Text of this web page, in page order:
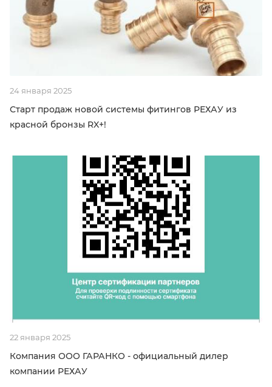
24 января 2025
Старт продаж новой системы фитингов РЕХАУ из
красной бронзы RX+!
22 января 2025
Компания ООО ГАРАНКО - официальный дилер
компании РЕХАУ